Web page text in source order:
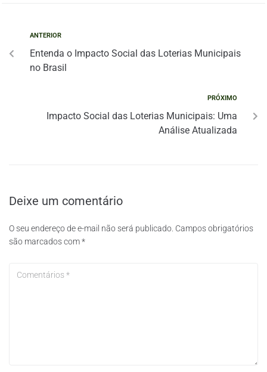
ANTERIOR
Entenda o Impacto Social das Loterias Municipais
no Brasil
PRÓXIMO
Impacto Social das Loterias Municipais: Uma
Análise Atualizada
Deixe um comentário
O seu endereço de e-mail não será publicado. Campos obrigatórios
são marcados com*